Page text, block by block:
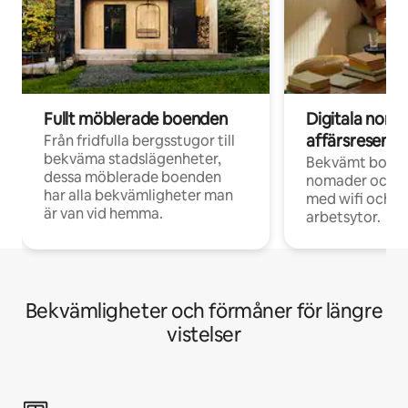
Fullt möblerade boenden
Från fridfulla bergsstugor till
bekväma stadslägenheter,
dessa möblerade boenden
har alla bekvämligheter man
är van vid hemma.
Digitala
Bekvämt
nomader och
med wifi och
arbetsytor.
Bekvämligheter och förmåner för längre
vistelser